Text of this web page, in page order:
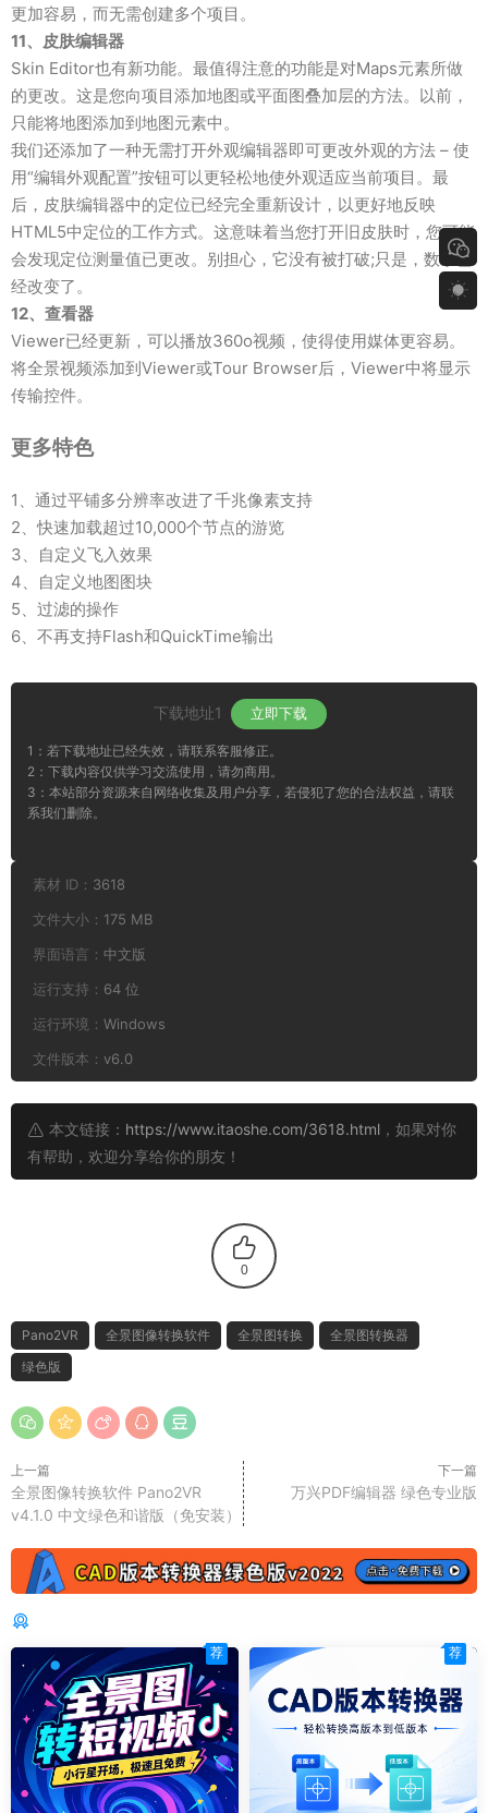
更加容易，而无需创建多个项目。
11、皮肤编辑器
Skin Editor也有新功能。最值得注意的功能是对Maps元素所做
的更改。这是您向项目添加地图或平面图叠加层的方法。以前，
只能将地图添加到地图元素中。
我们还添加了一种无需打开外观编辑器即可更改外观的方法 – 使
用“编辑外观配置”按钮可以更轻松地使外观适应当前项目。最
后，皮肤编辑器中的定位已经完全重新设计，以更好地反映
HTML5中定位的工作方式。这意味着当您打开旧皮肤时，您可能
会发现定位测量值已更改。别担心，它没有被打破;只是，数字已
经改变了。
12、查看器
Viewer已经更新，可以播放360o视频，使得使用媒体更容易。
将全景视频添加到Viewer或Tour Browser后，Viewer中将显示
传输控件。
更多特色
1、通过平铺多分辨率改进了千兆像素支持
2、快速加载超过10,000个节点的游览
3、自定义飞入效果
4、自定义地图图块
5、过滤的操作
6、不再支持Flash和QuickTime输出
下载地址1 立即下载
1：若下载地址已经失效，请联系客服修正。
2：下载内容仅供学习交流使用，请勿商用。
3：本站部分资源来自网络收集及用户分享，若侵犯了您的合法权益，请联
系我们删除。
素材 ID： 3618
文件大小： 175 MB
界面语言： 中文版
运行支持： 64 位
运行环境： Windows
文件版本： v6.0
本文链接： https://www.itaoshe.com/3618.html ，如果对你
有帮助，欢迎分享给你的朋友！
0
Pano2VR 全景图像转换软件 全景图转换
全景图转换器
绿色版
上一篇
全景图像转换软件 Pano2VR
v4.1.0 中文绿色和谐版（免安装）
下一篇
万兴PDF编辑器 绿色专业版
荐 荐